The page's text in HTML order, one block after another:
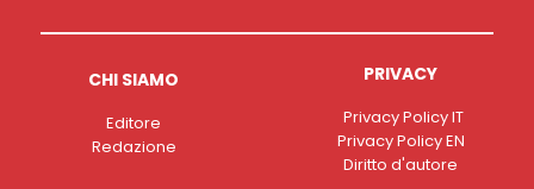
CHI SIAMO
Editore
Redazione
PRIVACY
Privacy Policy IT
Privacy Policy EN
Diritto d'autore